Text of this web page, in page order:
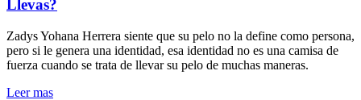
Llevas?
Zadys Yohana Herrera siente que su pelo no la define como persona,
pero si le genera una identidad, esa identidad no es una camisa de
fuerza cuando se trata de llevar su pelo de muchas maneras.
Leer mas